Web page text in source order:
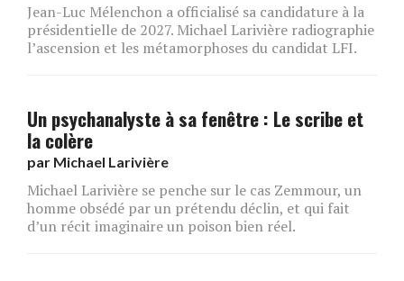
Jean-Luc Mélenchon a officialisé sa candidature à la
présidentielle de 2027. Michael Larivière radiographie
l’ascension et les métamorphoses du candidat LFI.
Un psychanalyste à sa fenêtre : Le scribe et
la colère
par Michael Larivière
Michael Larivière se penche sur le cas Zemmour, un
homme obsédé par un prétendu déclin, et qui fait
d’un récit imaginaire un poison bien réel.